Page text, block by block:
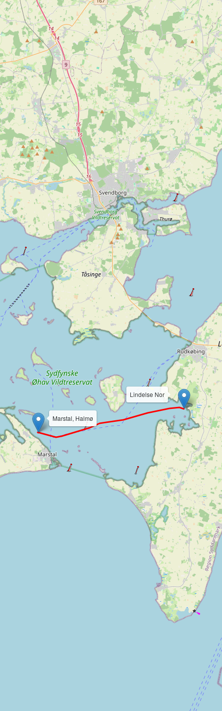
Lindelse Nor
Marstal, Halmø